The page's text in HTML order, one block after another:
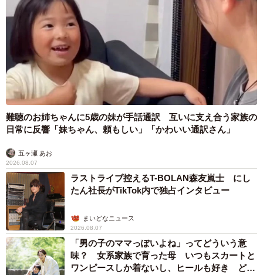
難聴のお姉ちゃんに5歳の妹が手話通訳 互いに支え合う家族の
日常に反響「妹ちゃん、頼もしい」「かわいい通訳さん」
五ヶ瀬 あお
2026.08.07
ラストライブ控えるT-BOLAN森友嵐士 にし
たん社長がTikTok内で独占インタビュー
まいどなニュース
2026.08.07
「男の子のママっぽいよね」ってどういう意
味？ 女系家族で育った母 いつもスカートと
ワンピースしか着ないし、ヒールも好き どの